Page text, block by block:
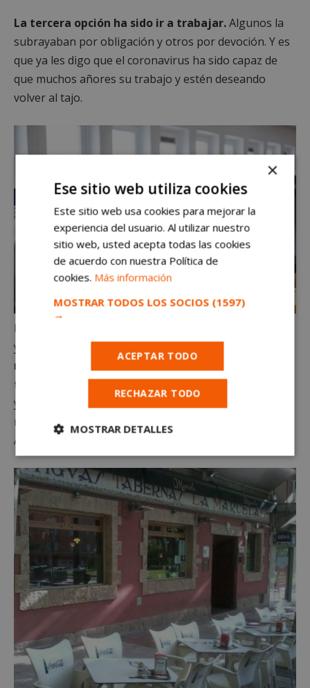
La tercera opción ha sido ir a trabajar.Algunos la
subrayaban por obligación y otros por devoción. Y es
que ya les digo que el coronavirus ha sido capaz de
que muchos añores su trabajo y estén deseando
volver al tajo.
La cuarta y la quinta opción es socializarnos, es juntos
y reír, es unirnos y conversar.Algo tan español y
mediterráneo como quedar con los amigos y
tomar algo en un bar.Estas son las opciones cuatro
y cinco. Y es que ¿Alguien conoce alguna red social
mejor que un bar? Pues eso… ¡Viva los hosteleros de
Alcorcón!
×
Ese sitio web utiliza cookies
Este sitio web usa cookies para mejorar la
experiencia del usuario. Al utilizar nuestro
sitio web, usted acepta todas las cookies
de acuerdo con nuestra Política de
cookies. Más información
MOSTRAR TODOS LOS SOCIOS (1597)
→
ACEPTAR TODO
RECHAZAR TODO
MOSTRAR DETALLES
Cookies
estrictamente
necesarias
Cookies de
rendimiento
Cookies de
preferencias
Cookies de
funcionalidad
Cookies no clasificadas